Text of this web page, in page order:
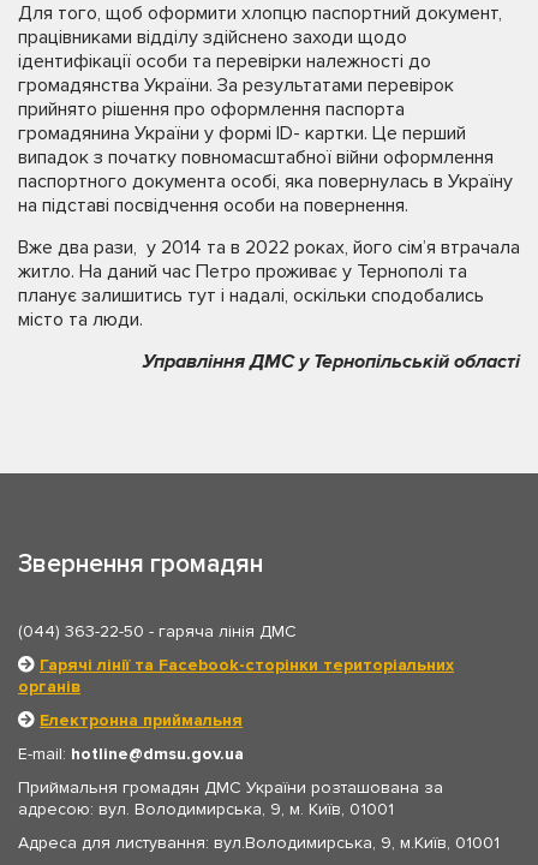
Для того, щоб оформити хлопцю паспортний документ,
працівниками відділу здійснено заходи щодо
ідентифікації особи та перевірки належності до
громадянства України. За результатами перевірок
прийнято рішення про оформлення паспорта
громадянина України у формі ID- картки. Це перший
випадок з початку повномасштабної війни оформлення
паспортного документа особі, яка повернулась в Україну
на підставі посвідчення особи на повернення.
Вже два рази, у 2014 та в 2022 роках, його сім’я втрачала
житло. На даний час Петро проживає у Тернополі та
планує залишитись тут і надалі, оскільки сподобались
місто та люди.
Управління ДМС у Тернопільській області
Звернення громадян
(044) 363-22-50 - гаряча лінія ДМС
Гарячі лінії та Facebook-сторінки територіальних
органів
Електронна приймальня
E-mail: hotline
dmsu.gov.ua
Приймальня громадян ДМС України розташована за
адресою: вул. Володимирська, 9, м. Київ, 01001
Адреса для листування: вул.Володимирська, 9, м.Київ, 01001